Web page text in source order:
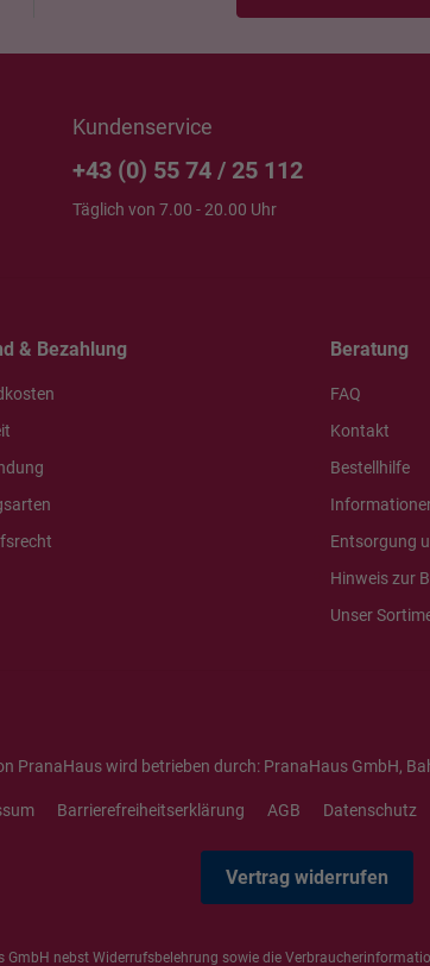
Kundenservice
+43 (0) 55 74 / 25 112
Täglich von 7.00 - 20.00 Uhr
& Bezahlung Beratung
FAQ
Kontakt
Bestellhilfe
Entsorgung
Hinweis zur
Unser
PranaHaus wird betrieben durch: PranaHaus GmbH,
Barrierefreiheitserklärung AGB Datenschutz
Vertrag widerrufen
GmbH nebst Widerrufsbelehrung sowie die